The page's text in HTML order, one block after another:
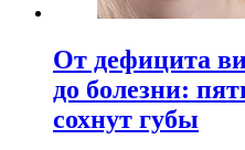
От дефицита
до болезни:
сохнут губы